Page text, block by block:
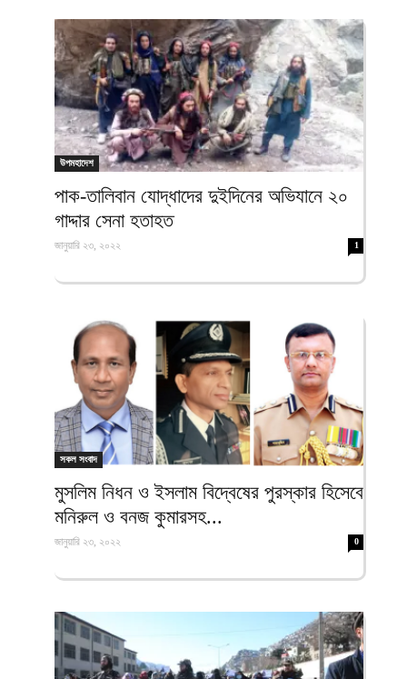
উপমহাদেশ
পাক-তালিবান যোদ্ধাদের দুইদিনের অভিযানে ২০
গাদ্দার সেনা হতাহত
জানুয়ারি ২৩, ২০২২ 1
সকল সংবাদ
মুসলিম নিধন ও ইসলাম বিদ্বেষের পুরস্কার হিসেবে
মনিরুল ও বনজ কুমারসহ...
জানুয়ারি ২৩, ২০২২ 0